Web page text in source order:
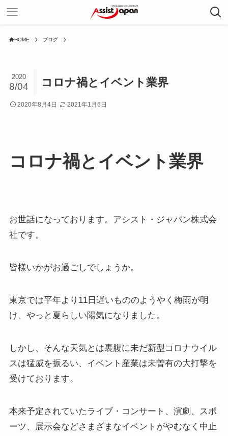
HOME ブログ
コロナ禍とイベント業界
2020
8/04
2020年8月4日 2021年1月6日
コロナ禍とイベント業界
お世話になっております。アシスト・ジャパン株式会
社です。
皆様いかがお過ごしでしょうか。
東京では平年より11日遅いもののようやく梅雨が明
け、やっと夏らしい陽気になりました。
しかし、そんな天気とは裏腹に未だ新型コロナウイル
スは猛威を振るい、イベント産業は未曽有の大打撃を
受けております。
本来予定されていたライブ・コンサート、演劇、スポ
ーツ、展示会などさまざまなイベントがやむなく中止